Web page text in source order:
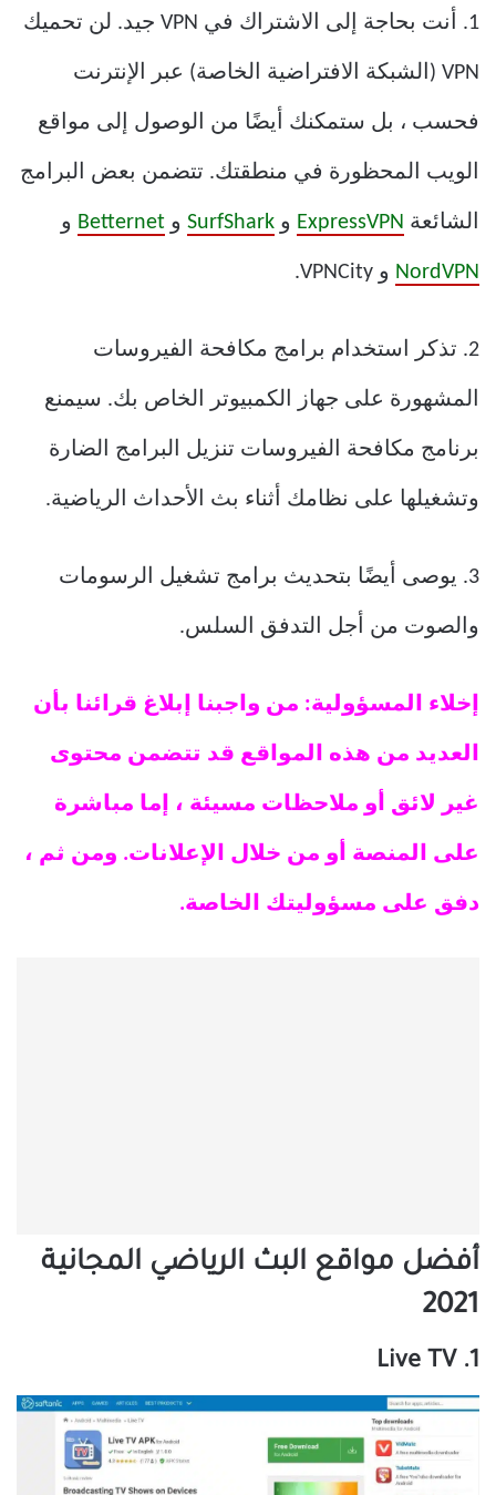
1. أنت بحاجة إلى الاشتراك في VPN جيد. لن تحميك
VPN (الشبكة الافتراضية الخاصة) عبر الإنترنت
فحسب ، بل ستمكنك أيضًا من الوصول إلى مواقع
الويب المحظورة في منطقتك. تتضمن بعض البرامج
الشائعة ExpressVPN و SurfShark و Betternet و
NordVPN و VPNCity.
2. تذكر استخدام برامج مكافحة الفيروسات
المشهورة على جهاز الكمبيوتر الخاص بك. سيمنع
برنامج مكافحة الفيروسات تنزيل البرامج الضارة
وتشغيلها على نظامك أثناء بث الأحداث الرياضية.
3. يوصى أيضًا بتحديث برامج تشغيل الرسومات
والصوت من أجل التدفق السلس.
إخلاء المسؤولية: من واجبنا إبلاغ قرائنا بأن
العديد من هذه المواقع قد تتضمن محتوى
غير لائق أو ملاحظات مسيئة ، إما مباشرة
على المنصة أو من خلال الإعلانات. ومن ثم ،
دفق على مسؤوليتك الخاصة.
أفضل مواقع البث الرياضي المجانية
2021
1
.